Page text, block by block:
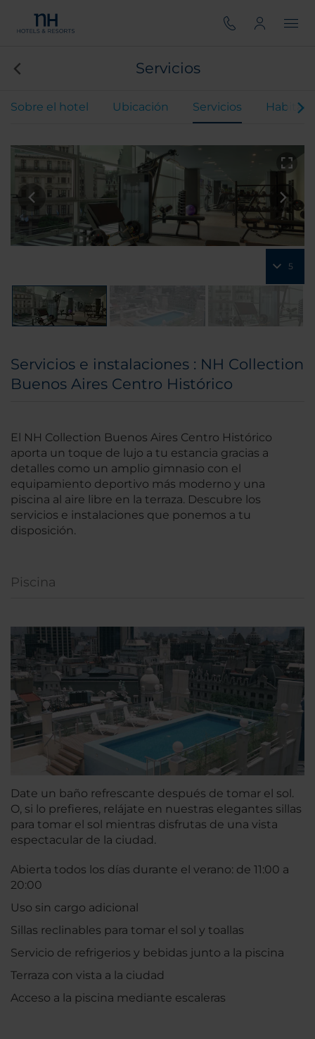
Servicios
Sobre el hotel Ubicación Servicios
5
Servicios e instalaciones : NH Collection
Buenos Aires Centro Histórico
El NH Collection Buenos Aires Centro Histórico
aporta un toque de lujo a tu estancia gracias a
detalles como un amplio gimnasio con el
equipamiento deportivo más moderno y una
piscina al aire libre en la terraza. Descubre los
servicios e instalaciones que ponemos a tu
disposición.
Piscina
Date un baño refrescante después de tomar el sol.
O, si lo prefieres, relájate en nuestras elegantes sillas
para tomar el sol mientras disfrutas de una vista
espectacular de la ciudad.
Abierta todos los días durante el verano: de 11:00 a
20:00
Uso sin cargo adicional
Sillas reclinables para tomar el sol y toallas
Servicio de refrigerios y bebidas junto a la piscina
Terraza con vista a la ciudad
Acceso a la piscina mediante escaleras